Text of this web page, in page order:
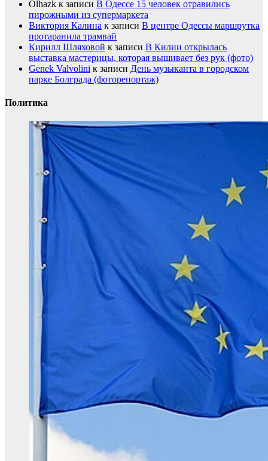
Olhazk к записи В Одессе 15 человек отравились
пирожными из супермаркета
Виктория Калина к записи В центре Одессы маршрутка
протаранила трамвай
Кирилл Шляховой к записи В Килии открылась
выставка мастерицы, которая вышивает без рук (фото)
Genek Valvolini к записи День музыканта в городском
парке Болграда (фоторепортаж)
Политика